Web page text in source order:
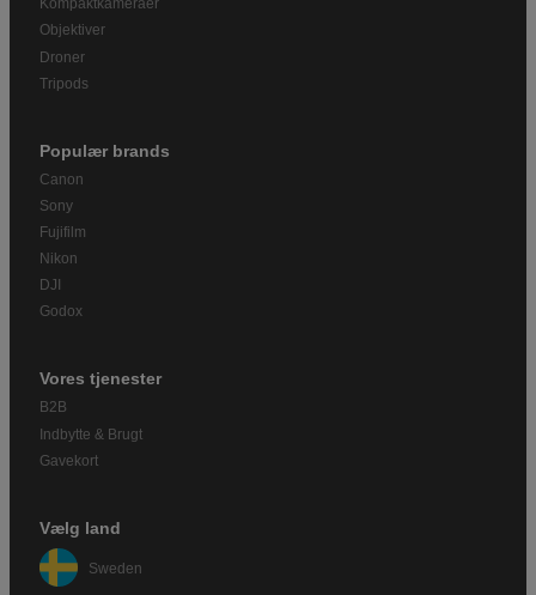
Kompaktkameraer
Objektiver
Droner
Tripods
Populær brands
Canon
Sony
Fujifilm
Nikon
DJI
Godox
Vores tjenester
B2B
Indbytte & Brugt
Gavekort
Vælg land
Sweden